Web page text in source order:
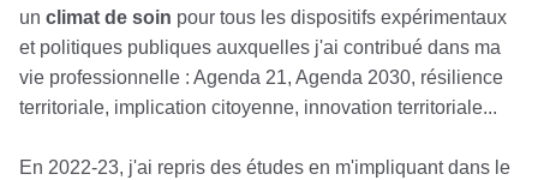
un climat de soin pour tous les dispositifs expérimentaux
et politiques publiques auxquelles j'ai contribué dans ma
vie professionnelle : Agenda 21, Agenda 2030, résilience
territoriale, implication citoyenne, innovation territoriale...
En 2022-23, j'ai repris des études en m'impliquant dans le